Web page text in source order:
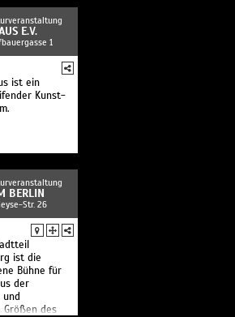
E.V.
1
ist ein
Kunst-
BERLIN
Str. 26
ist die
Bühne für
der
des